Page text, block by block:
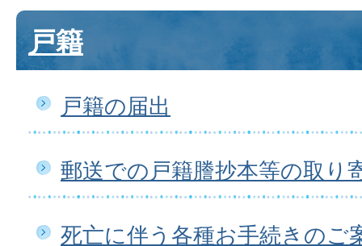
戸籍
戸籍の届出
郵送での戸籍謄抄本等の取り
死亡に伴う各種お手続きのご